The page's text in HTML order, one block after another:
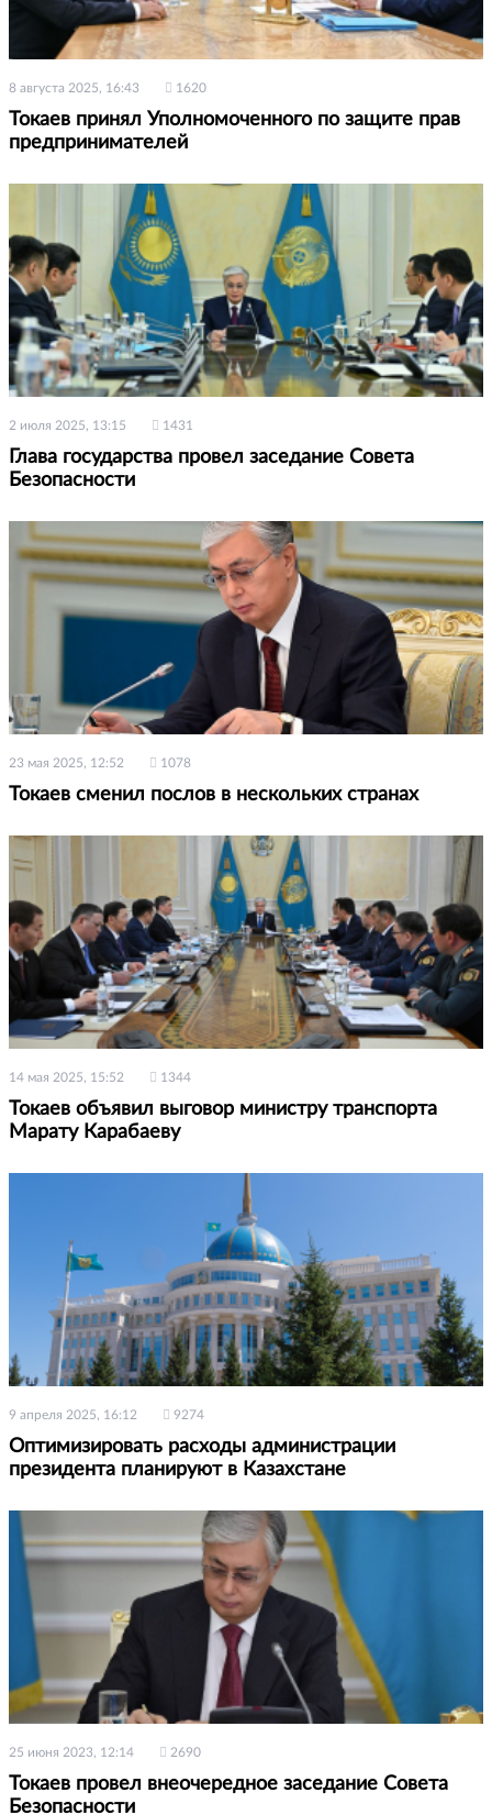
8 августа 2025, 16:43 1620
Токаев принял Уполномоченного по защите прав
предпринимателей
2 июля 2025, 13:15 1431
Глава государства провел заседание Совета
Безопасности
23 мая 2025, 12:52 1078
Токаев сменил поcлов в нескольких странах
14 мая 2025, 15:52 1344
Токаев объявил выговор министру транспорта
Марату Карабаеву
9 апреля 2025, 16:12 9274
Оптимизировать расходы администрации
президента планируют в Казахстане
25 июня 2023, 12:14 2690
Токаев провел внеочередное заседание Совета
Безопасности